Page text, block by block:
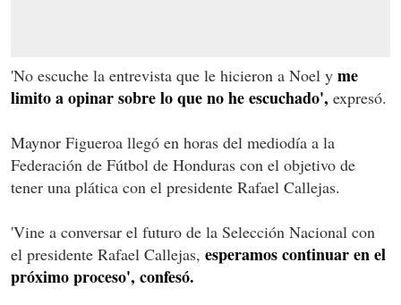
'No escuche la entrevista que le hicieron a Noel y me
limito a opinar sobre lo que no he escuchado', expresó.
Maynor Figueroa llegó en horas del mediodía a la
Federación de Fútbol de Honduras con el objetivo de
tener una plática con el presidente Rafael Callejas.
'Vine a conversar el futuro de la Selección Nacional con
el presidente Rafael Callejas, esperamos continuar en el
próximo proceso', confesó.